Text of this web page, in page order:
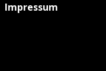
Impressum